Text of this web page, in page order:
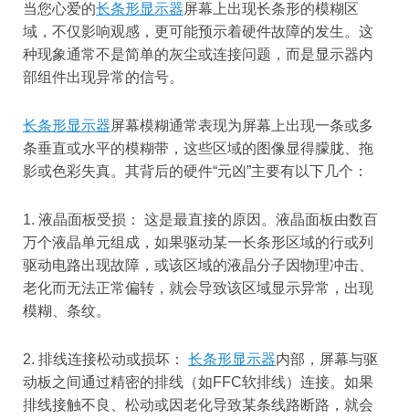
当您心爱的长条形显示器屏幕上出现长条形的模糊区
域，不仅影响观感，更可能预示着硬件故障的发生。这
种现象通常不是简单的灰尘或连接问题，而是显示器内
部组件出现异常的信号。
长条形显示器屏幕模糊通常表现为屏幕上出现一条或多
条垂直或水平的模糊带，这些区域的图像显得朦胧、拖
影或色彩失真。其背后的硬件“元凶”主要有以下几个：
1. 液晶面板受损： 这是最直接的原因。液晶面板由数百
万个液晶单元组成，如果驱动某一长条形区域的行或列
驱动电路出现故障，或该区域的液晶分子因物理冲击、
老化而无法正常偏转，就会导致该区域显示异常，出现
模糊、条纹。
2. 排线连接松动或损坏： 长条形显示器内部，屏幕与驱
动板之间通过精密的排线（如FFC软排线）连接。如果
排线接触不良、松动或因老化导致某条线路断路，就会